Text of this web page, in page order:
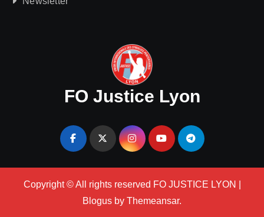
FO Justice Lyon
Copyright © All rights reserved FO JUSTICE LYON
Blogus by Themeansar.